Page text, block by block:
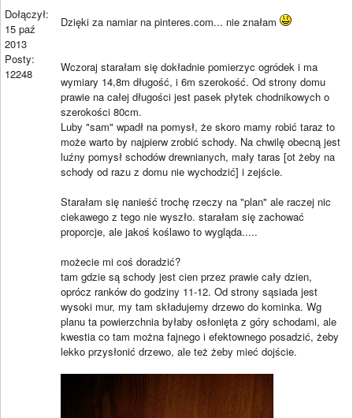
Dołączył:
15 paź
2013
Posty:
12248
Dzięki za namiar na pinteres.com... nie znałam
Wczoraj starałam się dokładnie pomierzyc ogródek i ma
wymiary 14,8m długość, i 6m szerokość. Od strony domu
prawie na całej długości jest pasek płytek chodnikowych o
szerokości 80cm.
Luby "sam" wpadł na pomysł, że skoro mamy robić taraz to
może warto by najpierw zrobić schody. Na chwilę obecną jest
luźny pomysł schodów drewnianych, mały taras [ot żeby na
schody od razu z domu nie wychodzić] i zejście.
Starałam się nanieść trochę rzeczy na "plan" ale raczej nic
ciekawego z tego nie wyszło. starałam się zachować
proporcje, ale jakoś koślawo to wygląda.....
możecie mi coś doradzić?
tam gdzie są schody jest cien przez prawie cały dzien,
oprócz ranków do godziny 11-12. Od strony sąsiada jest
wysoki mur, my tam składujemy drzewo do kominka. Wg
planu ta powierzchnia byłaby osłonięta z góry schodami, ale
kwestia co tam można fajnego i efektownego posadzić, żeby
lekko przysłonić drzewo, ale też żeby mieć dojście.